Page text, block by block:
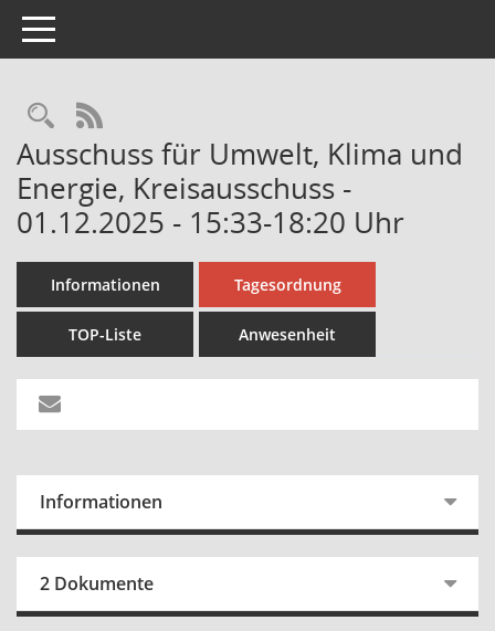
Toggle navigation
Rechercheauswahl
RSS-Feed
Ausschuss für Umwelt, Klima und
Energie, Kreisausschuss -
01.12.2025 - 15:33-18:20 Uhr
Informationen Tagesordnung
TOP-Liste Anwesenheit
Informationen
2 Dokumente